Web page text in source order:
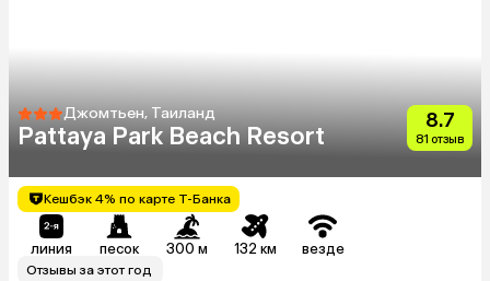
Джомтьен, Таиланд
Pattaya Park Beach Resort
8.7
81 отзыв
Кешбэк 4% по карте Т-Банка
линия песок 300 м 132 км везде
Отзывы за этот год